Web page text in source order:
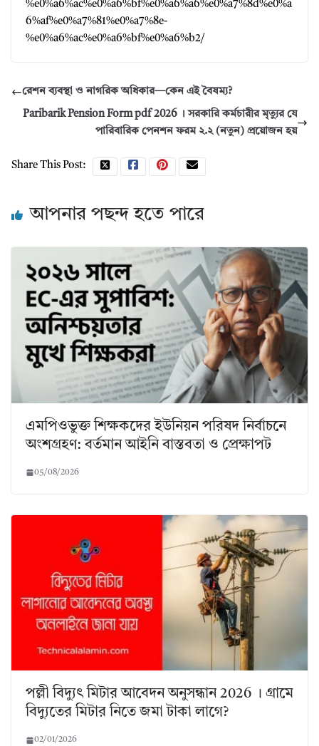
%e0%a6%ac%e0%a6%bf%e0%a6%a6%e0%a7%8d%e0%a
6%af%e0%a7%81%e0%a7%8e-
%e0%a6%ac%e0%a6%bf%e0%a6%b2/
রেশন ব্যবস্থা ও নাগরিক অধিকার—কেন এই বৈষম্য?
Paribarik Pension Form pdf 2026 । সরকারি কর্মচারীর মৃত্যুর যে
পারিবারিক পেনশন ফরম ২.২ (নতুন) প্রয়োজন হয়
Share This Post:
আপনার পছন্দ হতে পারে
এমপিওভুক্ত শিক্ষকদের ইউনিয়ন পরিষদ নির্বাচনে
অংশগ্রহণ: বর্তমান আইনি বাস্তবতা ও প্রেক্ষাপট
05/08/2026
পল্লী বিদ্যুৎ মিটার আবেদন অনুসন্ধান 2026 । গ্রামে
বিদ্যুতের মিটার নিতে জমা টাকা লাগে?
02/01/2026